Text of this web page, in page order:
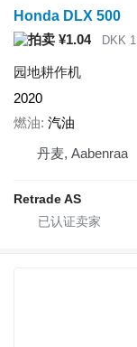
Honda DLX 500
¥1.04
DKK 1
园地耕作机
2020
燃油 汽油
丹麦, Aabenraa
Retrade AS